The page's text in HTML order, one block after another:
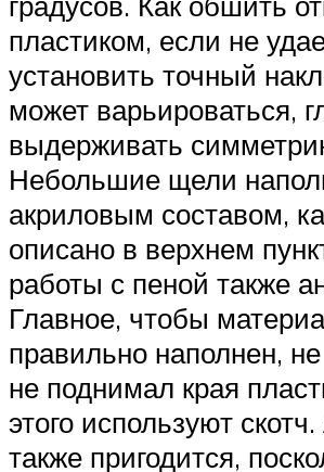
пластиком, если не
установить точный
может варьироваться,
выдерживать
Небольшие щели
акриловым составом,
описано в верхнем
работы с пеной также
Главное, чтобы
правильно наполнен,
не поднимал края
этого используют
также пригодится,